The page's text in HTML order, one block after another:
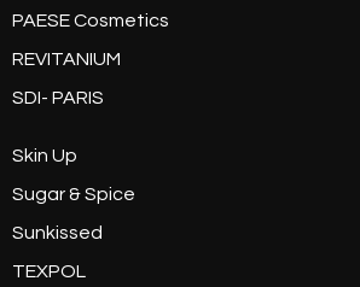
PAESE Cosmetics
REVITANIUM
SDI- PARIS
Skin Up
Sugar & Spice
Sunkissed
TEXPOL